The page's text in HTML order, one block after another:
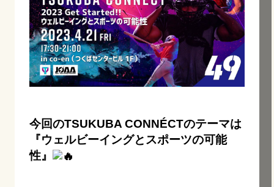
今回のTSUKUBA CONNÉCTのテーマは
『ウェルビーイングとスポーツの可能
性』